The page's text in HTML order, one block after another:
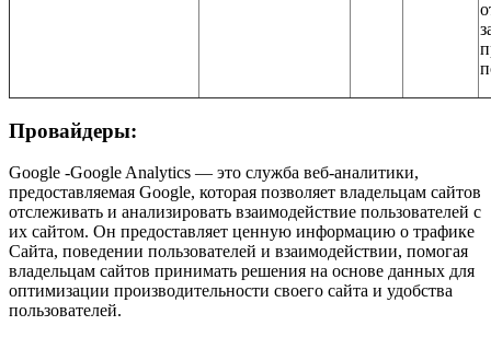
Провайдеры:
Google -Google Analytics — это служба веб-аналитики,
предоставляемая Google, которая позволяет владельцам сайтов
отслеживать и анализировать взаимодействие пользователей с
их сайтом. Он предоставляет ценную информацию о трафике
Сайта, поведении пользователей и взаимодействии, помогая
владельцам сайтов принимать решения на основе данных для
оптимизации производительности своего сайта и удобства
пользователей.